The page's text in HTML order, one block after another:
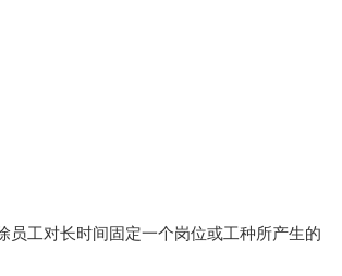
工对长时间固定一个岗位或工种所产生的